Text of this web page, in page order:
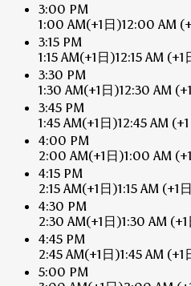
3:00 PM
1:00 AM(+1日)12:00 AM
3:15 PM
1:15 AM(+1日)12:15 AM (+1
3:30 PM
1:30 AM(+1日)12:30 AM
3:45 PM
1:45 AM(+1日)12:45 AM
4:00 PM
2:00 AM(+1日)1:00 AM
4:15 PM
2:15 AM(+1日)1:15 AM (+1
4:30 PM
2:30 AM(+1日)1:30 AM
4:45 PM
2:45 AM(+1日)1:45 AM (+1
5:00 PM